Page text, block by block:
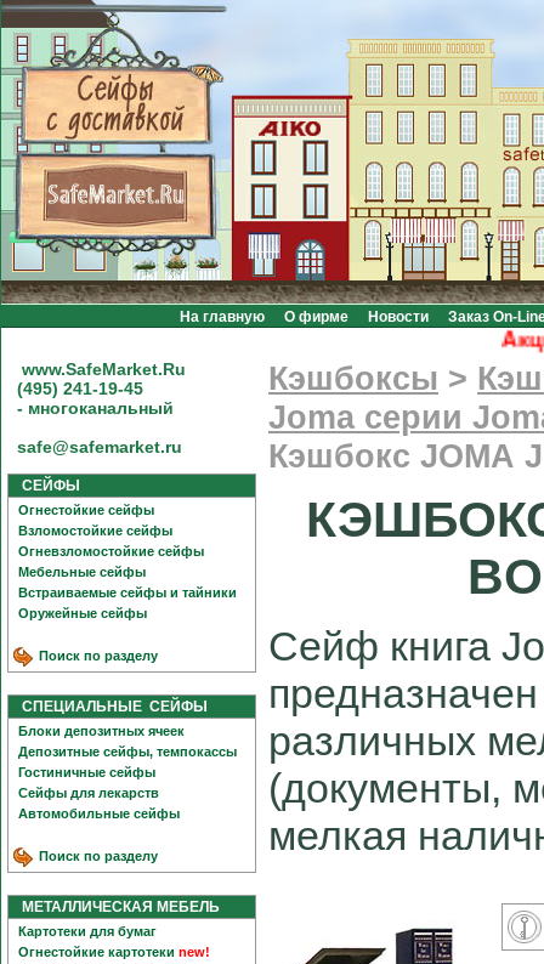
На главную О фирме Новости Заказ On-
www.SafeMarket.Ru
(495) 241-19-45
- многоканальный
safe@safemarket.ru
СЕЙФЫ
Огнестойкие сейфы
Взломостойкие сейфы
Огневзломостойкие сейфы
Мебельные сейфы
Встраиваемые сейфы и тайники
Оружейные сейфы
Поиск по разделу
СПЕЦИАЛЬНЫЕ СЕЙФЫ
Блоки депозитных ячеек
Депозитные сейфы, темпокассы
Гостиничные сейфы
Сейфы для лекарств
Автомобильные сейфы
Поиск по разделу
МЕТАЛЛИЧЕСКАЯ МЕБЕЛЬ
Картотеки для бумаг
Огнестойкие картотеки new!
Кэшбоксы >
Joma серии
Кэшбокс JOMA
Сейф книга
различных
(документы,
мелкая